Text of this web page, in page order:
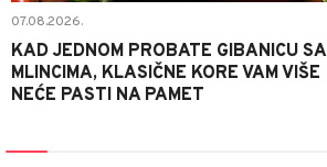
07.08.2026.
KAD JEDNOM PROBATE GIBANICU SA
MLINCIMA, KLASIČNE KORE VAM VIŠE
NEĆE PASTI NA PAMET